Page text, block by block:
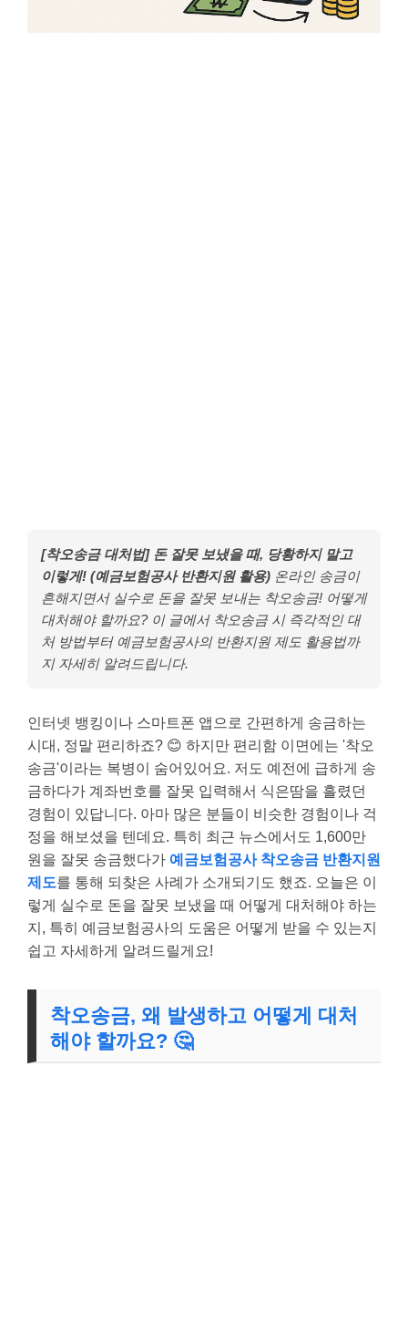
[착오송금 대처법] 돈 잘못 보냈을 때, 당황하지 말고
이렇게! (예금보험공사 반환지원 활용) 온라인 송금이
흔해지면서 실수로 돈을 잘못 보내는 착오송금! 어떻게
대처해야 할까요? 이 글에서 착오송금 시 즉각적인 대
처 방법부터 예금보험공사의 반환지원 제도 활용법까
지 자세히 알려드립니다.
인터넷 뱅킹이나 스마트폰 앱으로 간편하게 송금하는
시대, 정말 편리하죠? 😊 하지만 편리함 이면에는 '착오
송금'이라는 복병이 숨어있어요. 저도 예전에 급하게 송
금하다가 계좌번호를 잘못 입력해서 식은땀을 흘렸던
경험이 있답니다. 아마 많은 분들이 비슷한 경험이나 걱
정을 해보셨을 텐데요. 특히 최근 뉴스에서도 1,600만
원을 잘못 송금했다가 예금보험공사 착오송금 반환지원
제도를 통해 되찾은 사례가 소개되기도 했죠. 오늘은 이
렇게 실수로 돈을 잘못 보냈을 때 어떻게 대처해야 하는
지, 특히 예금보험공사의 도움은 어떻게 받을 수 있는지
쉽고 자세하게 알려드릴게요!
착오송금, 왜 발생하고 어떻게 대처
해야 할까요? 🤔